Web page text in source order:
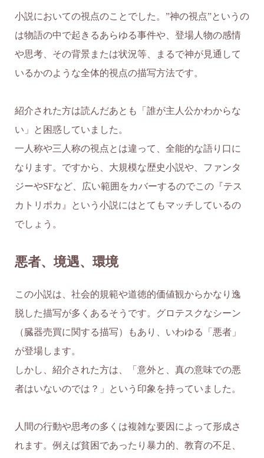
小説においての視点のことでした。”神の視点”というの
は物語の中で起きるあらゆる事件や、登場人物の感情
や思考、その背景または状況等、まるで神が見通して
いるかのような全体的視点の描写方法です。
紹介された方は読んだあとも「誰が主人公かわからな
い」と困惑していました。
一人称や三人称の視点とは違って、全能的な語り口に
なります。ですから、大規模な歴史小説や、ファンタ
ジーやSFなど、広い範囲をカバーするのでこの『テス
カトリポカ』という小説にはとてもマッチしているの
でしょう。
悪者、境遇、環境
この小説は、社会的規範や道徳的価値観からかなり逸
脱した描写が多くあるそうです。グロテスクなシーン
（臓器売買に関する描写）もあり、いわゆる「悪者」
が登場します。
しかし、紹介された方は、「意外と、真の意味での悪
者はいないのでは？」という印象を持っていました。
人間の行動や思考の多くは複雑な要因によって形成さ
れます。例えば貧困であったり暴力的、教育の不足、